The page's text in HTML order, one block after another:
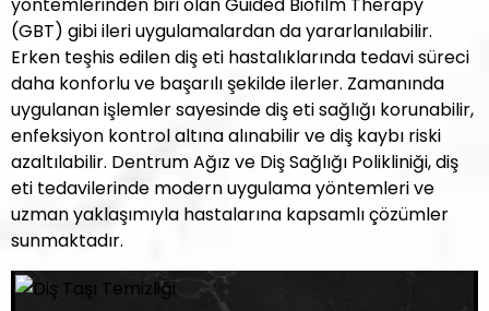
(GBT) gibi ileri uygulamalardan da yararlanılabilir.
Erken teşhis edilen diş eti hastalıklarında tedavi süreci
daha konforlu ve başarılı şekilde ilerler. Zamanında
uygulanan işlemler sayesinde diş eti sağlığı korunabilir,
enfeksiyon kontrol altına alınabilir ve diş kaybı riski
azaltılabilir. Dentrum Ağız ve Diş Sağlığı Polikliniği, diş
eti tedavilerinde modern uygulama yöntemleri ve
uzman yaklaşımıyla hastalarına kapsamlı çözümler
sunmaktadır.